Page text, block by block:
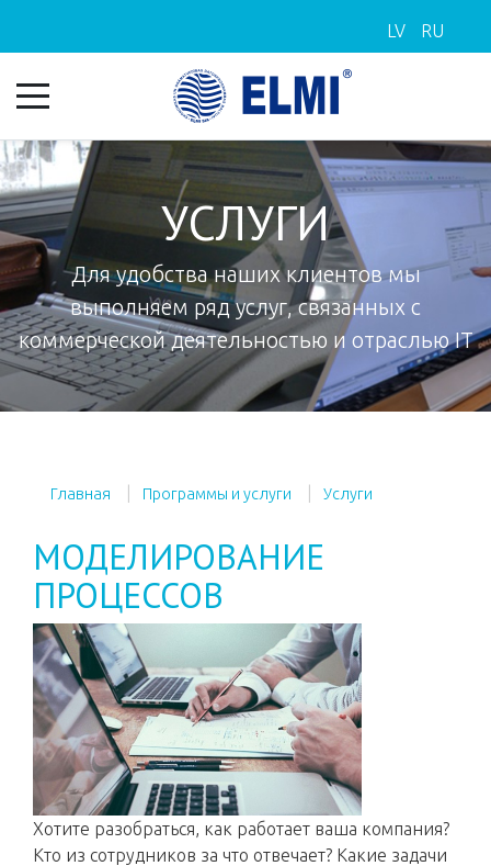
LV RU
УСЛУГИ
Для удобства наших клиентов мы
выполняем ряд услуг, связанных с
коммерческой деятельностью и отраслью IT
Главная Программы и услуги Услуги
МОДЕЛИРОВАНИЕ
ПРОЦЕССОВ
Хотите разобраться, как работает ваша компания?
Кто из сотрудников за что отвечает? Какие задачи